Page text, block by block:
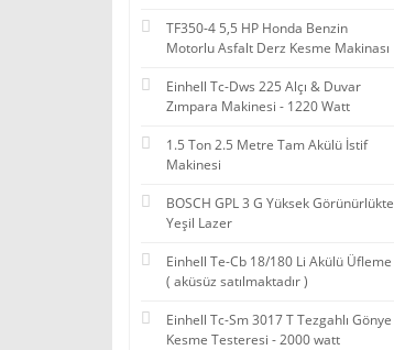
TF350-4 5,5 HP Honda Benzin
Motorlu Asfalt Derz Kesme Makinası
Einhell Tc-Dws 225 Alçı & Duvar
Zımpara Makinesi - 1220 Watt
1.5 Ton 2.5 Metre Tam Akülü İstif
Makinesi
BOSCH GPL 3 G Yüksek Görünürlükte
Yeşil Lazer
Einhell Te-Cb 18/180 Li Akülü Üfleme
( aküsüz satılmaktadır )
Einhell Tc-Sm 3017 T Tezgahlı Gönye
Kesme Testeresi - 2000 watt